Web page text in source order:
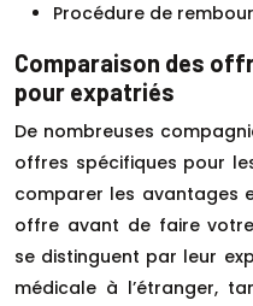
Procédure de
Comparaison des
pour expatriés
De nombreuses
offres spécifiques pour
comparer les avantages
offre avant de faire
se distinguent par leur
médicale à l’étranger,